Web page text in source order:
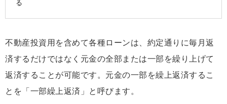
る
不動産投資用を含めて各種ローンは、約定通りに毎月返
済するだけではなく元金の全部または一部を繰り上げて
返済することが可能です。元金の一部を繰上返済するこ
とを「一部繰上返済」と呼びます。